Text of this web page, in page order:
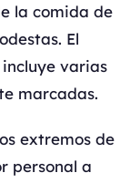
la comida de
El
varias
marcadas.
extremos de
personal a